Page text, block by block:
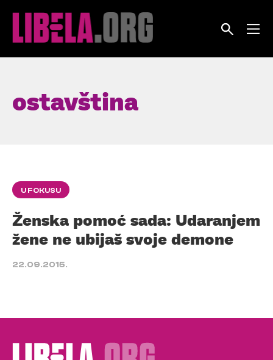
ostavština
U FOKUSU
Ženska pomoć sada: Udaranjem
žene ne ubijaš svoje demone
22.09.2015.